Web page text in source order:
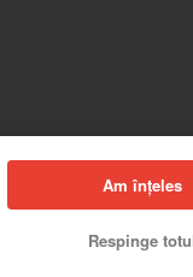
Am înțeles
Respinge